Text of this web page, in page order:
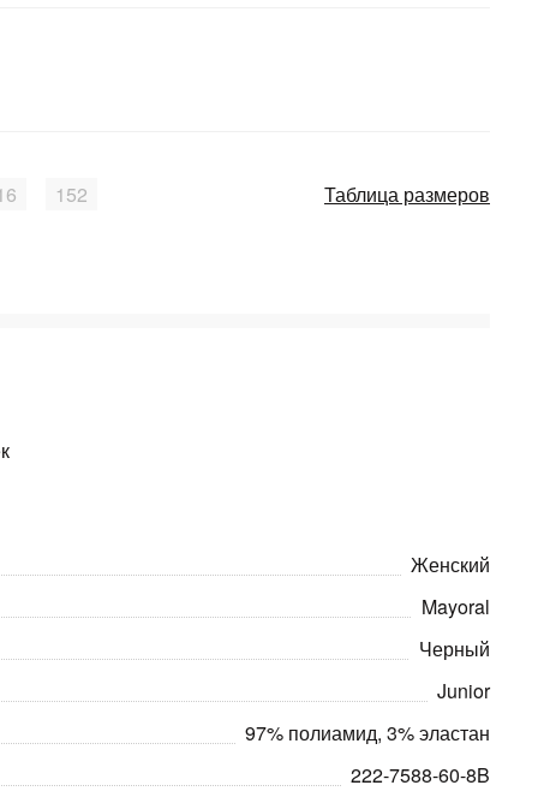
152 Таблица размеров
Женский
Mayoral
Черный
Junior
97% полиамид, 3% эластан
222-7588-60-8B